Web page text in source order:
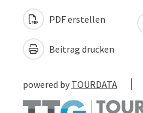
PDF erstellen
Beitrag drucken
powered by TOURDATA